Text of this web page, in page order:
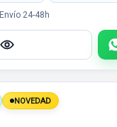
Envío 24-48h
NOVEDAD